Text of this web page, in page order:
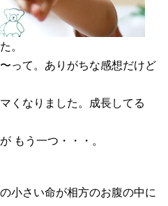
。
って。ありがちな感想だけど
くなりました。成長してる
もう一つ・・・。
小さい命が相方のお腹の中に